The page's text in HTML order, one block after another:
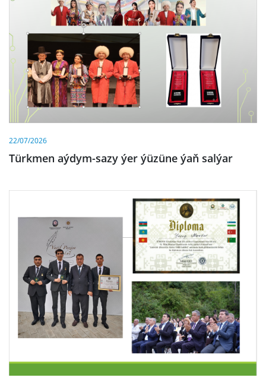
22/07/2026
Türkmen aýdym-sazy ýer ýüzüne ýaň salýar